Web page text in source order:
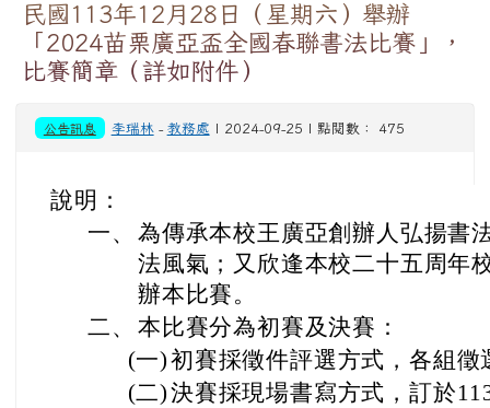
民國113年12月28日（星期六）舉辦
「2024苗栗廣亞盃全國春聯書法比賽」，
比賽簡章（詳如附件）
公告訊息 李瑞林- 教務處 | 2024-09-25 | 點閱數： 475
說明：
一、 為傳承本校王廣亞創辦人弘揚書
法風氣；又欣逢本校二十五周年
辦本比賽。
二、 本比賽分為初賽及決賽：
(一)初賽採徵件評選方式，各組徵
(二)決賽採現場書寫方式，訂於